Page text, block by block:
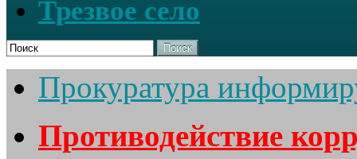
Трезвое село
Поиск
Прокуратура
Противодействие